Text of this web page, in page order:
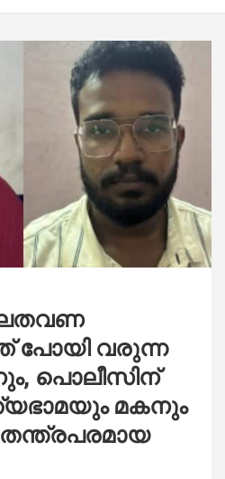
പോയി വരുന്ന
പൊലീസിന്
മകനും
തന്ത്രപരമായ